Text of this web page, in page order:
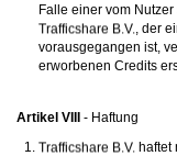
Falle einer vom
, der
vorausgegangen ist,
erworbenen Credits
Artikel VIII
- Haftung
haftet